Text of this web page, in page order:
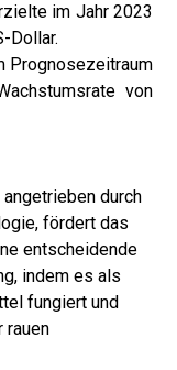
im Jahr 2023
Dollar.
Prognosezeitraum
von
durch
fördert das
entscheidende
indem es als
fungiert und
rauen